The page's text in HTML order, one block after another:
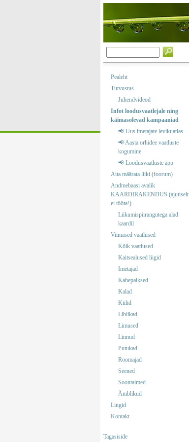
Pealeht
Tutvustus
Juhendvideod
Infot loodusvaatlejale ning
käimasolevad kampaaniad
📢 Uus imetajate levikuatlas
📢 Aasta orhidee vaatluste
kogumine
📢 Loodusvaatluste äpp
Aita määrata liiki (foorum)
Andmebaasi avalik
KAARDIRAKENDUS (ajutiselt
ei tööta!)
Liikumispiirangutega alad
kaardil
Viimased vaatlused
Kõik vaatlused
Kaitsealused liigid
Imetajad
Kahepaiksed
Kalad
Kiilid
Liblikad
Limused
Linnud
Putukad
Roomajad
Seened
Soontaimed
Ämblikud
Lingid
Kontakt
Tagasiside